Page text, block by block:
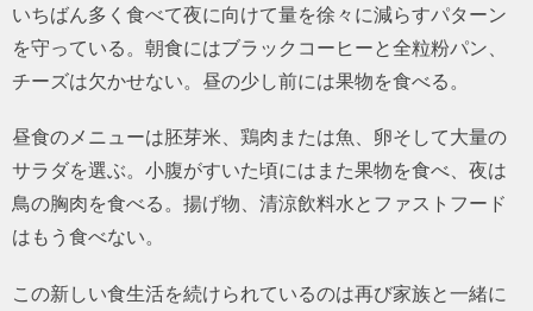
いちばん多く食べて夜に向けて量を徐々に減らすパターン
を守っている。朝食にはブラックコーヒーと全粒粉パン、
チーズは欠かせない。昼の少し前には果物を食べる。
昼食のメニューは胚芽米、鶏肉または魚、卵そして大量の
サラダを選ぶ。小腹がすいた頃にはまた果物を食べ、夜は
鳥の胸肉を食べる。揚げ物、清涼飲料水とファストフード
はもう食べない。
この新しい食生活を続けられているのは再び家族と一緒に